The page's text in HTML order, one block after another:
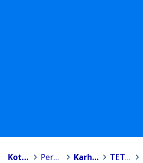
Kotka > Peruskoulut > Karhuvuoren koulu > TET lomakkeet >